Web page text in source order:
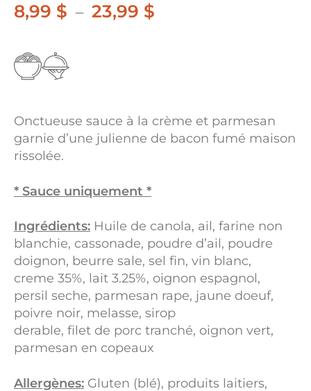
8,99 $ – 23,99 $
23,99 $
Onctueuse sauce à la crème et parmesan
garnie d’une julienne de bacon fumé maison
rissolée.
* Sauce uniquement *
Ingrédients: Huile de canola, ail, farine non
blanchie, cassonade, poudre d’ail, poudre
doignon, beurre sale, sel fin, vin blanc,
creme 35%, lait 3.25%, oignon espagnol,
persil seche, parmesan rape, jaune doeuf,
poivre noir, melasse, sirop
derable, filet de porc tranché, oignon vert,
parmesan en copeaux
Allergènes: Gluten (blé), produits laitiers,